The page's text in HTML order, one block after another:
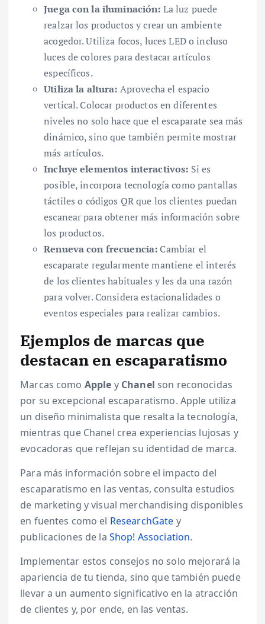
Juega con la iluminación: La luz puede
realzar los productos y crear un ambiente
acogedor. Utiliza focos, luces LED o incluso
luces de colores para destacar artículos
específicos.
Utiliza la altura: Aprovecha el espacio
vertical. Colocar productos en diferentes
niveles no solo hace que el escaparate sea más
dinámico, sino que también permite mostrar
más artículos.
Incluye elementos interactivos: Si es
posible, incorpora tecnología como pantallas
táctiles o códigos QR que los clientes puedan
escanear para obtener más información sobre
los productos.
Renueva con frecuencia: Cambiar el
escaparate regularmente mantiene el interés
de los clientes habituales y les da una razón
para volver. Considera estacionalidades o
eventos especiales para realizar cambios.
Ejemplos de marcas que
destacan en escaparatismo
Marcas como Apple y Chanel son reconocidas
por su excepcional escaparatismo. Apple utiliza
un diseño minimalista que resalta la tecnología,
mientras que Chanel crea experiencias lujosas y
evocadoras que reflejan su identidad de marca.
Para más información sobre el impacto del
escaparatismo en las ventas, consulta estudios
de marketing y visual merchandising disponibles
en fuentes como el ResearchGate y
publicaciones de la Shop! Association.
Implementar estos consejos no solo mejorará la
apariencia de tu tienda, sino que también puede
llevar a un aumento significativo en la atracción
de clientes y, por ende, en las ventas.